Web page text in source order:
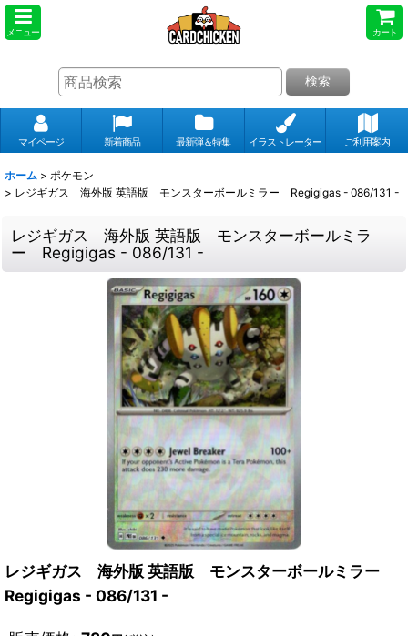
メニュー カート
検索
マイページ 新着商品 最新弾＆特集 イラストレーター ご利用案内
ホーム > ポケモン
> レジギガス 海外版 英語版 モンスターボールミラー Regigigas - 086/131 -
レジギガス 海外版 英語版 モンスターボールミラ
ー Regigigas - 086/131 -
レジギガス 海外版 英語版 モンスターボールミラー
Regigigas - 086/131 -